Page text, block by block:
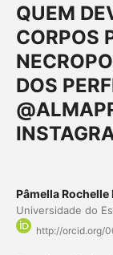
QUEM
CORPOS
DOS
Pâmella
Universidade do
http://orcid.org/